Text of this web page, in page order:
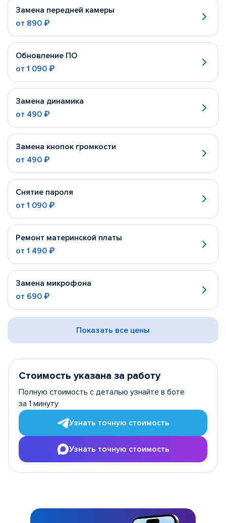
Замена передней камеры
от 890 ₽
Обновление ПО
от 1 090 ₽
Замена динамика
от 490 ₽
Замена кнопок громкости
от 490 ₽
Снятие пароля
от 1 090 ₽
Ремонт материнской платы
от 1 490 ₽
Замена микрофона
от 690 ₽
Показать все цены
Стоимость указана за работу
Полную стоимость с деталью узнайте в боте
за 1 минуту
Узнать точную стоимость
Узнать точную стоимость